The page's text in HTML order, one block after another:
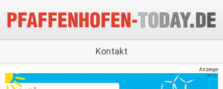
Kontakt
Anzeige